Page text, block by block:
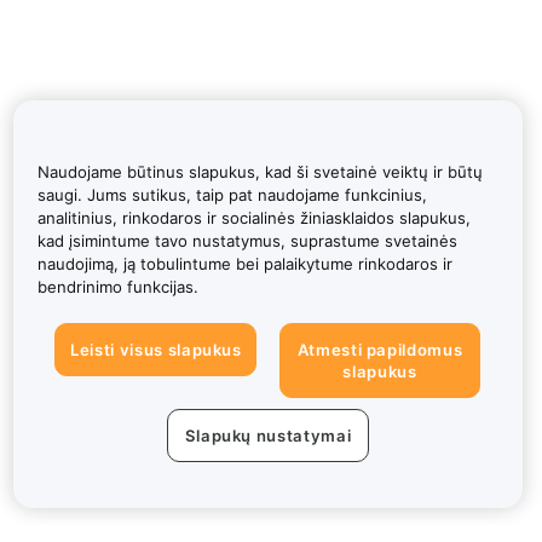
Naudojame būtinus slapukus, kad ši svetainė veiktų ir būtų
saugi. Jums sutikus, taip pat naudojame funkcinius,
analitinius, rinkodaros ir socialinės žiniasklaidos slapukus,
kad įsimintume tavo nustatymus, suprastume svetainės
naudojimą, ją tobulintume bei palaikytume rinkodaros ir
bendrinimo funkcijas.
Leisti visus slapukus
Atmesti papildomus
slapukus
Slapukų nustatymai